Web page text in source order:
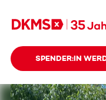
SPENDER:IN